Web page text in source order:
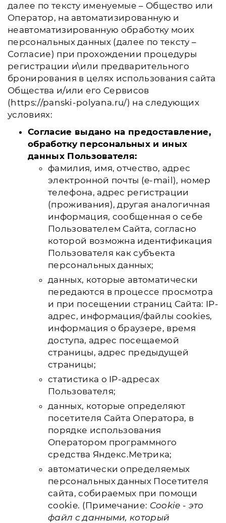
далее по тексту именуемые – Общество или
Оператор, на автоматизированную и
неавтоматизированную обработку моих
персональных данных (далее по тексту –
Согласие) при прохождении процедуры
регистрации и\или предварительного
бронирования в целях использования сайта
Общества и/или его Сервисов
(https://panski-polyana.ru/) на следующих
условиях:
Согласие выдано на предоставление,
обработку персональных и иных
данных Пользователя:
фамилия, имя, отчество, адрес
электронной почты (e-mail), номер
телефона, адрес регистрации
(проживания), другая аналогичная
информация, сообщенная о себе
Пользователем Сайта, согласно
которой возможна идентификация
Пользователя как субъекта
персональных данных;
данных, которые автоматически
передаются в процессе просмотра
и при посещении страниц Сайта: IP-
адрес, информация/файлы cookies,
информация о браузере, время
доступа, адрес посещаемой
страницы, адрес предыдущей
страницы;
статистика о IP-адресах
Пользователя;
данных, которые определяют
посетителя Сайта Оператора, в
порядке использования
Оператором программного
средства Яндекс.Метрика;
автоматически определяемых
персональных данных Посетителя
сайта, собираемых при помощи
cookie. (Примечание: Cookie - это
файл с данными, который